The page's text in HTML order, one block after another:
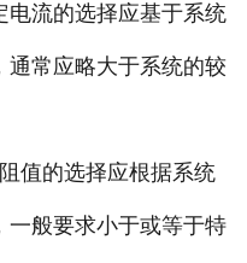
电流的选择应基于系统
通常应略大于系统的较
的选择应根据系统
一般要求小于或等于特